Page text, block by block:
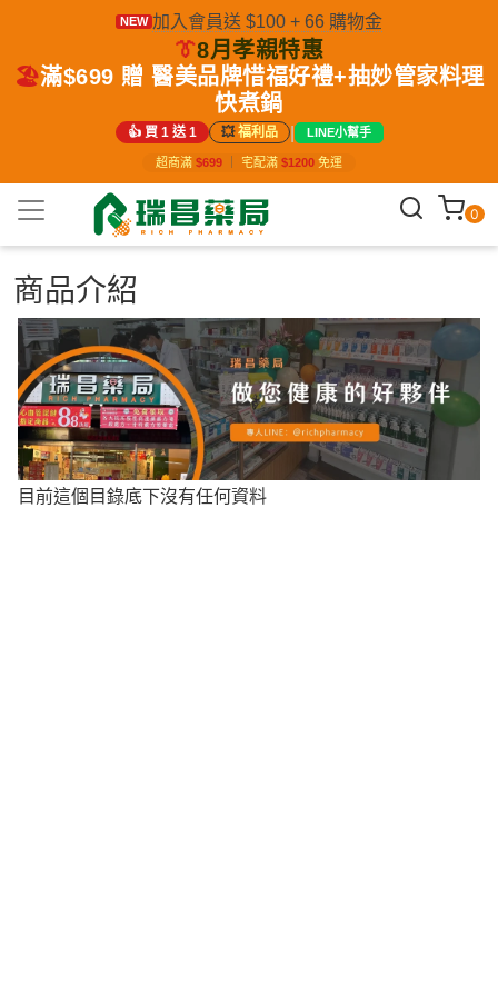
NEW 加入會員送 $100 + 66 購物金
👔8月孝親特惠
🏖️滿$699 贈 醫美品牌惜福好禮+抽妙管家料理
快煮鍋
👍 買 1 送 1 💥福利品 | LINE小幫手
超商滿 $699 宅配滿 $1200 免運
0
商品介紹
目前這個目錄底下沒有任何資料